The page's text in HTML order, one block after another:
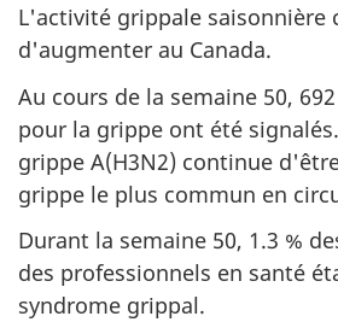
L'activité grippale saisonnière
d'augmenter au Canada.
Au cours de la semaine 50,
pour la grippe ont été
grippe A(H3N2) continue
grippe le plus commun en
Durant la semaine 50, 1.3 %
des professionnels en santé
syndrome grippal.